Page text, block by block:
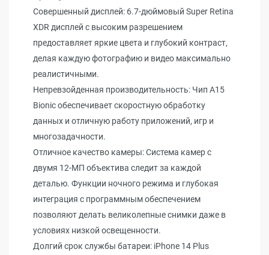
Совершенный дисплей: 6.7-дюймовый Super Retina
XDR дисплей с высоким разрешением
предоставляет яркие цвета и глубокий контраст,
делая каждую фотографию и видео максимально
реалистичными.
Непревзойденная производительность: Чип A15
Bionic обеспечивает скоростную обработку
данных и отличную работу приложений, игр и
многозадачности.
Отличное качество камеры: Система камер с
двумя 12-МП объектива следит за каждой
деталью. Функции ночного режима и глубокая
интеграция с программным обеспечением
позволяют делать великолепные снимки даже в
условиях низкой освещенности.
Долгий срок службы батареи: iPhone 14 Plus